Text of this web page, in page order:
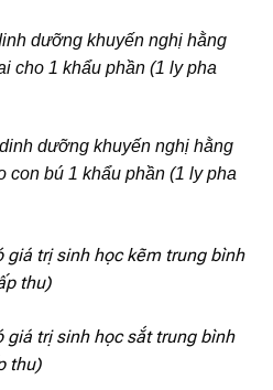
dưỡng khuyến nghị hằng
cho 1 khẩu phần (1 ly pha
dưỡng khuyến nghị hằng
con bú 1 khẩu phần (1 ly pha
giá trị sinh học kẽm trung bình
thu)
giá trị sinh học sắt trung bình
thu)